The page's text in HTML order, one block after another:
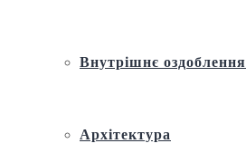
Внутрішнє оздоблення
Архітектура